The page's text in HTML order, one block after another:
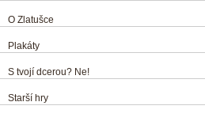
O Zlatušce
Plakáty
S tvojí dcerou? Ne!
Starší hry